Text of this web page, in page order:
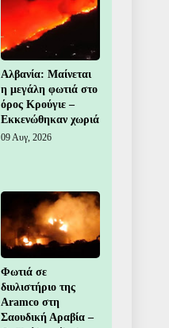
Αλβανία: Μαίνεται
η μεγάλη φωτιά στο
όρος Κρούγιε –
Εκκενώθηκαν χωριά
09 Αυγ, 2026
Φωτιά σε
διυλιστήριο της
Aramco στη
Σαουδική Αραβία –